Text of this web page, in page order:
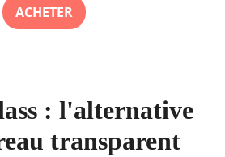
ACHETER
: l'alternative
transparent